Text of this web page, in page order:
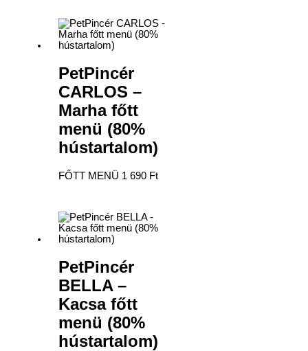
PetPincér
CARLOS –
Marha főtt
menü (80%
hústartalom)
FŐTT MENÜ 1 690 Ft
PetPincér
BELLA –
Kacsa főtt
menü (80%
hústartalom)